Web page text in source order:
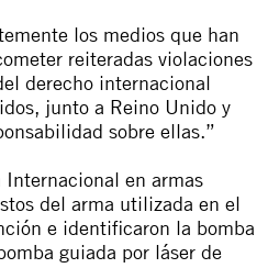
los medios que han
reiteradas violaciones
derecho internacional
junto a Reino Unido y
sobre ellas.”
Internacional en armas
del arma utilizada en el
e identificaron la bomba
guiada por láser de